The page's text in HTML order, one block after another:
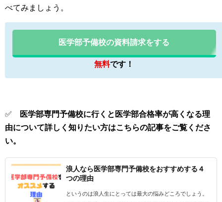
べてみましょう。
医学部予備校の資料請求をする
無料です！
✅
医学部専門予備校に行くと医学部合格率が高くなる理
由について詳しく知りたい方はこちらの記事をご覧くださ
い。
浪人なら医学部専門予備校をおすすめする４
つの理由
というのは浪人生にとっては最大の悩みどころでしょう。